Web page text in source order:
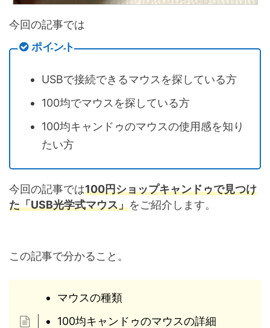
今回の記事では
ポイント
USBで接続できるマウスを探している方
100均でマウスを探している方
100均キャンドゥのマウスの使用感を知り
たい方
今回の記事では100円ショップキャンドゥで見つけ
た「USB光学式マウス」をご紹介します。
この記事で分かること。
マウスの種類
100均キャンドゥのマウスの詳細